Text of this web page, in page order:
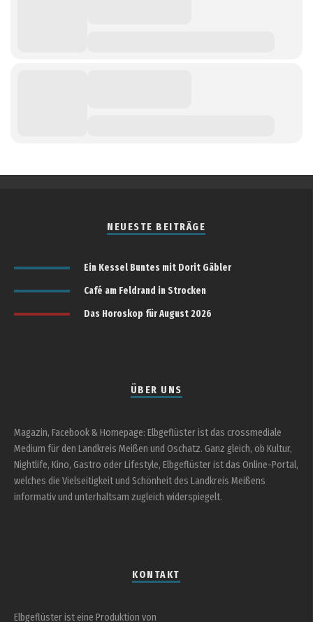
NEUESTE BEITRÄGE
Ein Kessel Buntes mit Dorit Gäbler
Café am Feldrand in Strocken
Das Horoskop für August 2026
ÜBER UNS
Magazin, Facebook & Homepage: Elbgeflüster ist das crossmediale
Medium für den Landkreis Meißen und Oschatz. Ganz gleich, ob Kultur,
Nightlife, Kino, Gastro oder Lifestyle, Elbgeflüster ist das Online-Portal,
welches die Vielseitigkeit und Schönheit des Landkreis Meißens
informativ und unterhaltsam zugleich widerspiegelt.
KONTAKT
Elbgeflüster ist eine Produktion von